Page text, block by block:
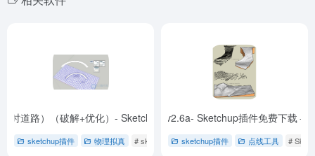
时道路）（破解+优化）- Sketchup插件免费下载- V1.1
sketchup插件 物理拟真 # sketchup插件 # 免费下载 # 即时道路
TopoShaper (地形轮廓) (原版) v2.6a- Sketchup插件免费下载 -
sketchup插件 点线工具 #